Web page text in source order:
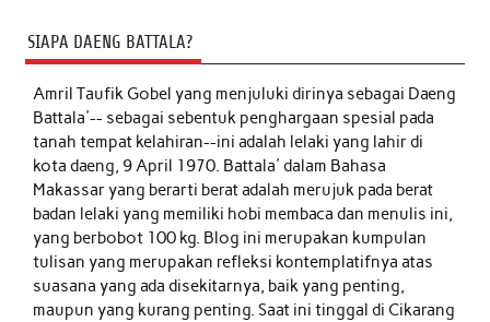
SIAPA DAENG BATTALA?
Amril Taufik Gobelyang menjuluki dirinya sebagai Daeng
Battala'-- sebagai sebentuk penghargaan spesial pada
tanah tempat kelahiran--ini adalah lelaki yang lahir di
kota daeng, 9 April 1970. Battala' dalam Bahasa
Makassar yang berarti berat adalah merujuk pada berat
badan lelaki yang memiliki hobi membaca dan menulis ini,
yang berbobot 100 kg. Blog ini merupakan kumpulan
tulisan yang merupakan refleksi kontemplatifnya atas
suasana yang ada disekitarnya, baik yang penting,
maupun yang kurang penting. Saat ini tinggal di Cikarang